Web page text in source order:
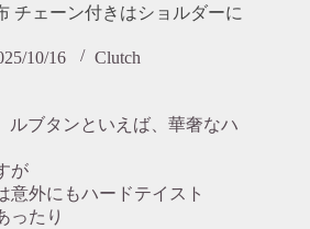
チェーン付きはショルダーに
10/16 Clutch
ルブタンといえば、華奢なハ
が
意外にもハードテイスト
ったり